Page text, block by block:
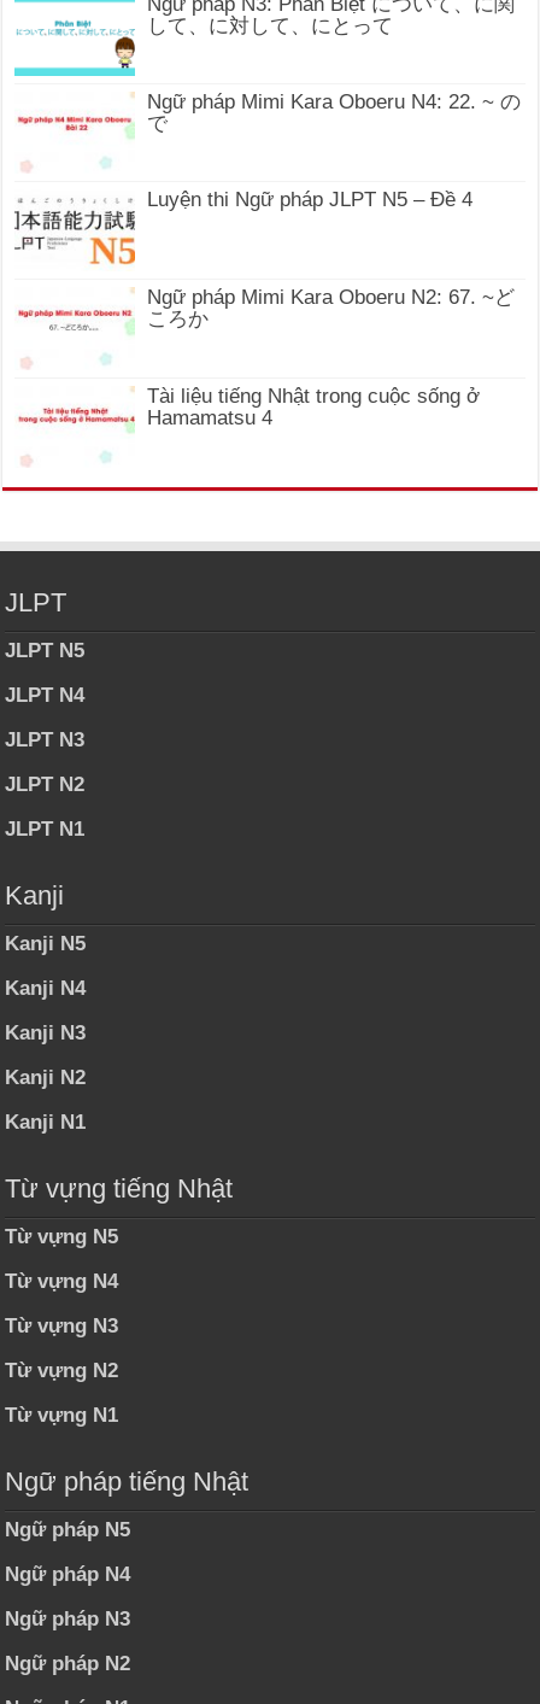
して、に対して、にとって
Ngữ pháp Mimi Kara Oboeru N4: 22. ~ の
で
Luyện thi Ngữ pháp JLPT N5 – Đề 4
Ngữ pháp Mimi Kara Oboeru N2: 67. ~ど
ころか
Tài liệu tiếng Nhật trong cuộc sống ở
Hamamatsu 4
JLPT
JLPT N5
JLPT N4
JLPT N3
JLPT N2
JLPT N1
Kanji
Kanji N5
Kanji N4
Kanji N3
Kanji N2
Kanji N1
Từ vựng tiếng Nhật
Từ vựng N5
Từ vựng N4
Từ vựng N3
Từ vựng N2
Từ vựng N1
Ngữ pháp tiếng Nhật
Ngữ pháp N5
Ngữ pháp N4
Ngữ pháp N3
Ngữ pháp N2